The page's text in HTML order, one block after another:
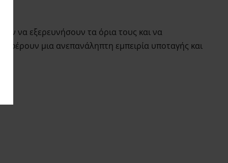
να εξερευνήσουν τα όρια τους και να
μια ανεπανάληπτη εμπειρία υποταγής και